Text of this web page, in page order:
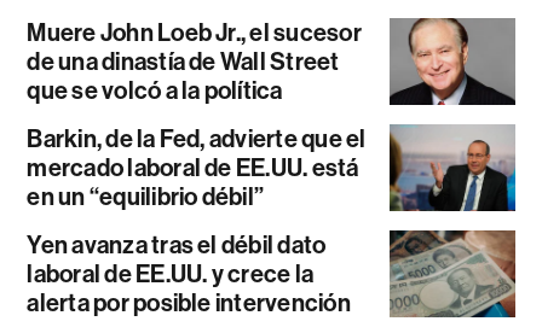
Muere John Loeb Jr., el sucesor
de una dinastía de Wall Street
que se volcó a la política
Barkin, de la Fed, advierte que el
mercado laboral de EE.UU. está
en un “equilibrio débil”
Yen avanza tras el débil dato
laboral de EE.UU. y crece la
alerta por posible intervención